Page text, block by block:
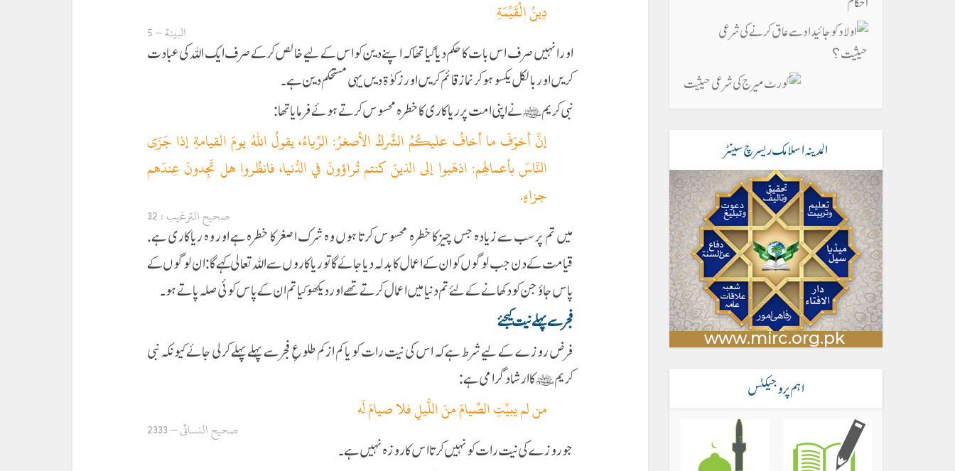
دِينُ الْقَيِّمَةِ
البینة – 5
اور انہیں صرف اس بات کا حکم دیا گیا تھا کہ اپنے دین کو اس کے لیے خالص کر کے صرف ایک اللہ کی عبادت
کریں اور بالکل یکسو ہو کر نماز قائم کریں اور زکوٰۃ دیں یہی مستحکم دین ہے۔
نبی کریم ﷺ نے اپنی امت پر ریاکاری کا خطرہ محسوس کرتے ہوئے فرمایا تھا:
إنَّ أخوَفَ ما أخافُ عليكُمُ الشِّركُ الأصغرُ: الرِّياءُ، يقولُ اللهُ يومَ القيامةِ إذا جَزَى
النَّاسَ بأعمالِهم: اذهَبوا إلى الذينَ كنتم تُراؤونَ في الدُّنيا، فانظُروا هل تَجِدونَ عِندَهم
جزاءٍ.
صحیح الترغیب : 32
میں‌ تم پرسب سے زیادہ جس چیز کا خطرہ محسوس کرتا ہوں‌ وہ شرک اصغر کا خطرہ ہے اور وہ ریاکاری ہے.
قیامت کے دن جب لوگوں‌ کو ان کے اعمال کا بدلہ دیا جائے گا تو ریا کاروں‌ سے اللہ تعالی کہے گا: ان لوگوں‌ کے
پاس جاؤ جن کو دکھانے کے لئے تم دنیا میں اعمال کرتے تھے اور دیکھو کیا تم ان کے پاس کوئی صلہ پاتے ہو۔
فجر سے پہلے نیت کیجئے
فرض روزے کے لیے شرط ہے کہ اس کی نیت رات کو یا کم از کم طلوعِ فجر سے پہلے پہلے کرلی جائے کیونکہ نبی
کریم ﷺ کا ارشاد گرامی ہے:
من لم يبيِّتِ الصِّيامَ منَ اللَّيلِ فلا صيامَ لَه
صحیح النسائی – 2333
جو روزے کی نیت رات کو نہیں کرتا اس کا روزہ نہیں ہے۔
المدینہ اسلامک ریسرچ سینٹر
اہم پروجیکٹس